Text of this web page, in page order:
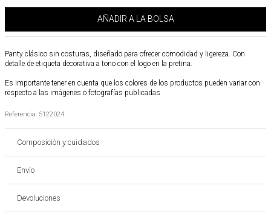
AÑADIR A LA BOLSA
Panty clásico sin costuras, diseñado para ofrecer comodidad y ligereza. Con
detalle de etiqueta decorativa a tono con el logo en la pretina.
Es importante tener en cuenta que los colores de los productos pueden variar con
respecto a las imágenes o fotografías publicadas
Referencia: 5122024
Composición y cuidados
Envío
Devoluciones